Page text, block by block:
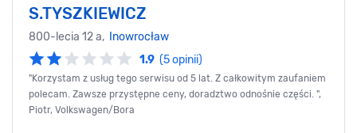
S.TYSZKIEWICZ
800-lecia 12 a,
Inowrocław
1.9 (5 opinii)
"Korzystam z usług tego serwisu od 5 lat. Z całkowitym zaufaniem
polecam. Zawsze przystępne ceny, doradztwo odnośnie części. ",
Piotr, Volkswagen/Bora